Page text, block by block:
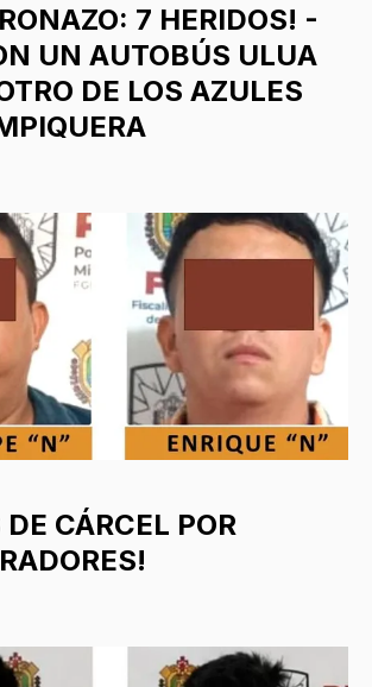
7 HERIDOS! -
UN AUTOBÚS ULUA
DE LOS AZULES
CÁRCEL POR